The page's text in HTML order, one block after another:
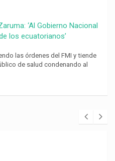
‘Al Gobierno Nacional
los ecuatorianos’
las órdenes del FMI y tiende
de salud condenando al